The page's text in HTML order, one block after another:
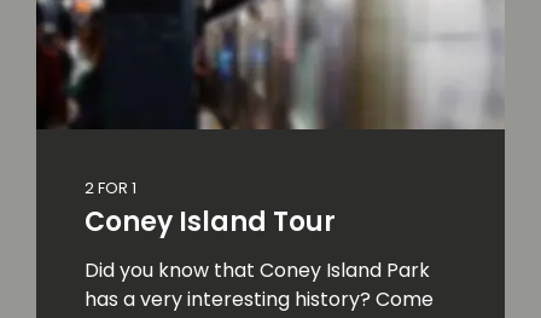
2 FOR 1
Coney Island Tour
Did you know that Coney Island Park
has a very interesting history? Come